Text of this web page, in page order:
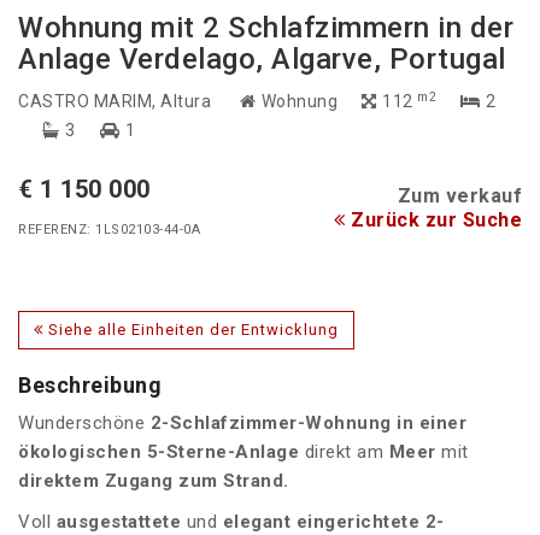
Wohnung mit 2 Schlafzimmern in der
Anlage Verdelago, Algarve, Portugal
CASTRO MARIM, Altura Wohnung 112 m2
2
3
1
€ 1 150 000 Zum verkauf
REFERENZ: 1LS02103-44-0A Zurück zur Suche
Siehe alle Einheiten der Entwicklung
Beschreibung
Wunderschöne 2-Schlafzimmer-Wohnung in einer
ökologischen 5-Sterne-Anlage direkt am Meer mit
direktem Zugang zum Strand.
Voll ausgestattete und elegant eingerichtete 2-